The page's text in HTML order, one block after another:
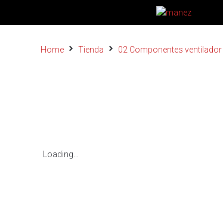
Home Tienda 02 Componentes ventilador
Loading...